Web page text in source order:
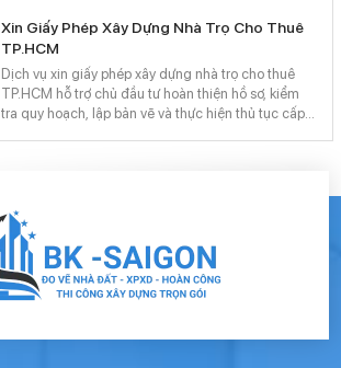
Gòn tư vấn chuyên nghiệp, đảm bảo công trình
đúng quy định, tiết kiệm thời gian và hạn chế chi
phí phát sinh.
Xin Giấy Phép Xây Dựng Nhà Trọ Cho Thuê
TP.HCM
Dịch vụ xin giấy phép xây dựng nhà trọ cho thuê
TP.HCM hỗ trợ chủ đầu tư hoàn thiện hồ sơ, kiểm
tra quy hoạch, lập bản vẽ và thực hiện thủ tục cấp